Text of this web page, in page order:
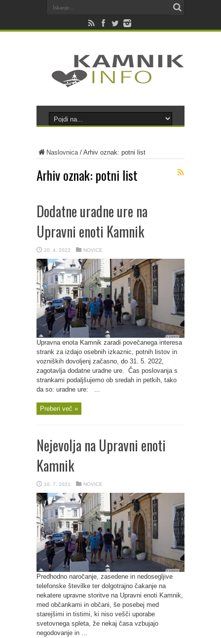
Naslovnica/ Arhiv oznak: potni list
Arhiv oznak: potni list
Dodatne uradne ure na
Upravni enoti Kamnik
20. 4. 2022 NOVICE
Upravna enota Kamnik zaradi povečanega interesa
strank za izdajo osebnih izkaznic, potnih listov in
vozniških dovoljenj začasno, do 31. 5. 2022,
zagotavlja dodatne uradne ure. Čas poslovanja s
strankami podaljšujemo ob sredah in petkih, tako
da so: uradne ure: ...
Preberi več »
Nejevolja na Upravni enoti
Kamnik
16. 7. 2021 NOVICE
Predhodno naročanje, zasedene in nedosegljive
telefonske številke ter dolgotrajno čakanje na
nekatere upravne storitve na Upravni enoti Kamnik,
med občankami in občani, še posebej med
starejšimi in tistimi, ki niso vešči uporabe
svetovnega spleta, že nekaj časa vzbujajo
negodovanje in ...